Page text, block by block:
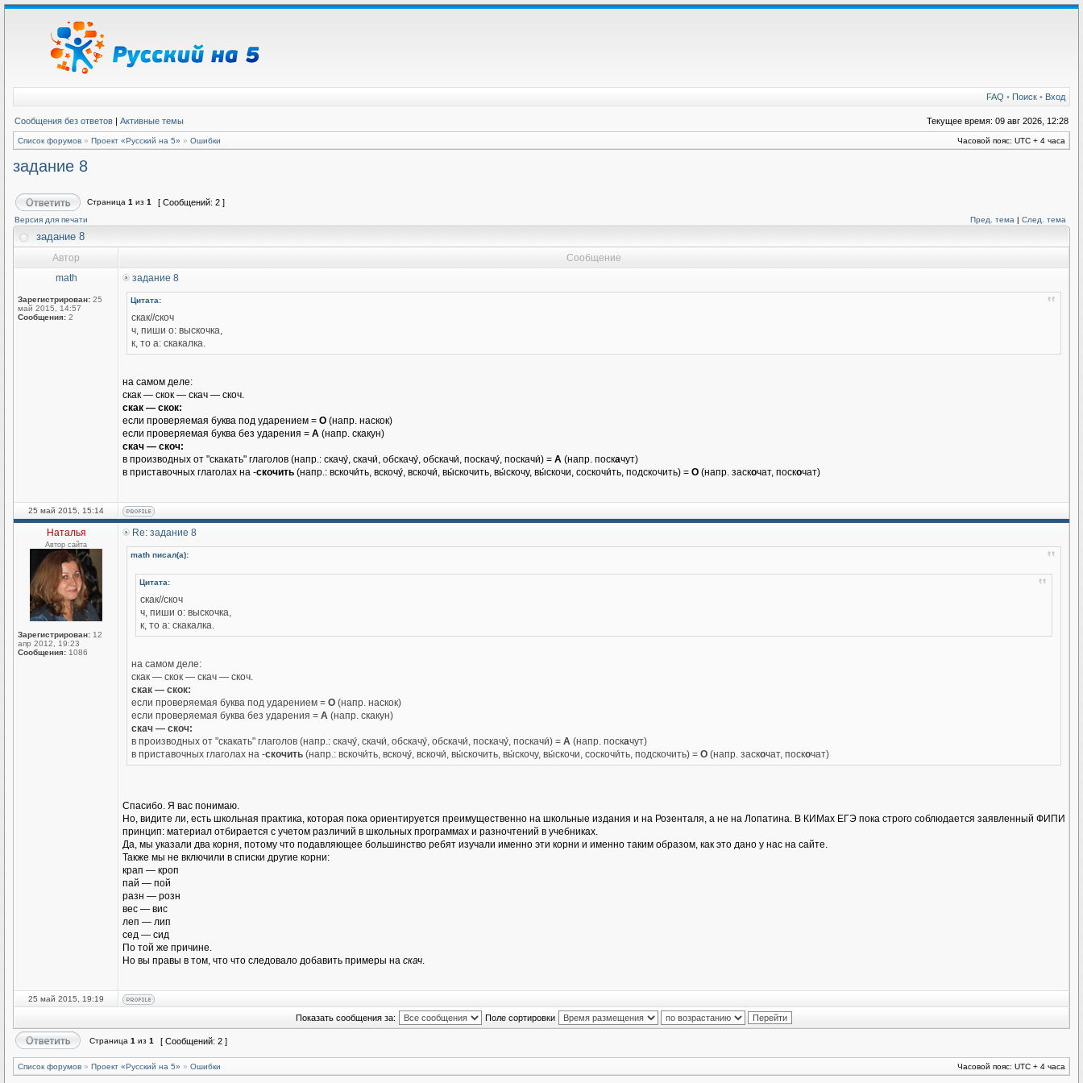
FAQ • Поиск • Вход
Сообщения без ответов | Активные темы Текущее время: 09 авг 2026, 12:28
Список форумов » Проект «Русский на 5» » Ошибки Часовой пояс: UTC + 4 часа
задание 8
Страница 1 из 1 [ Сообщений: 2 ]
Версия для печати Пред. тема | След. тема
задание 8
Автор
Сообщение
math
Зарегистрирован: 25
май 2015, 14:57
Сообщения: 2
задание 8
Цитата:
скак//скоч
ч, пиши о: выскочка,
к, то а: скакалка.
на самом деле:
скак — скок — скач — скоч.
скак — скок:
если проверяемая буква под ударением = О (напр. наскок)
если проверяемая буква без ударения = А (напр. скакун)
скач — скоч:
в производных от "скакать" глаголов (напр.: скачу́, скачи́, обскачу́, обскачи́, поскачу́, поскачи́) = А (напр. поскачут)
в приставочных глаголах на -скочить (напр.: вскочи́ть, вскочу́, вскочи́, вы́скочить, вы́скочу, вы́скочи, соскочи́ть, подскочить) = О (напр. заскочат, поскочат)
25 май 2015, 15:14
Наталья
Автор сайта
Зарегистрирован: 12
апр 2012, 19:23
Сообщения: 1086
Re: задание 8
math писал(а):
Цитата:
скак//скоч
ч, пиши о: выскочка,
к, то а: скакалка.
на самом деле:
скак — скок — скач — скоч.
скак — скок:
если проверяемая буква под ударением = О (напр. наскок)
если проверяемая буква без ударения = А (напр. скакун)
скач — скоч:
в производных от "скакать" глаголов (напр.: скачу́, скачи́, обскачу́, обскачи́, поскачу́, поскачи́) = А (напр. поскачут)
в приставочных глаголах на -скочить (напр.: вскочи́ть, вскочу́, вскочи́, вы́скочить, вы́скочу, вы́скочи, соскочи́ть, подскочить) = О (напр. заскочат, поскочат)
Спасибо. Я вас понимаю.
Но, видите ли, есть школьная практика, которая пока ориентируется преимущественно на школьные издания и на Розенталя, а не на Лопатина. В КИМах ЕГЭ пока строго соблюдается заявленный ФИПИ
принцип: материал отбирается с учетом различий в школьных программах и разночтений в учебниках.
Да, мы указали два корня, потому что подавляющее большинство ребят изучали именно эти корни и именно таким образом, как это дано у нас на сайте.
Также мы не включили в списки другие корни:
крап — кроп
пай — пой
разн — розн
вес — вис
леп — лип
сед — сид
По той же причине.
Но вы правы в том, что что следовало добавить примеры на скач.
25 май 2015, 19:19
Показать сообщения за: Поле сортировки
Страница 1 из 1 [ Сообщений: 2 ]
Список форумов » Проект «Русский на 5» » Ошибки Часовой пояс: UTC + 4 часа